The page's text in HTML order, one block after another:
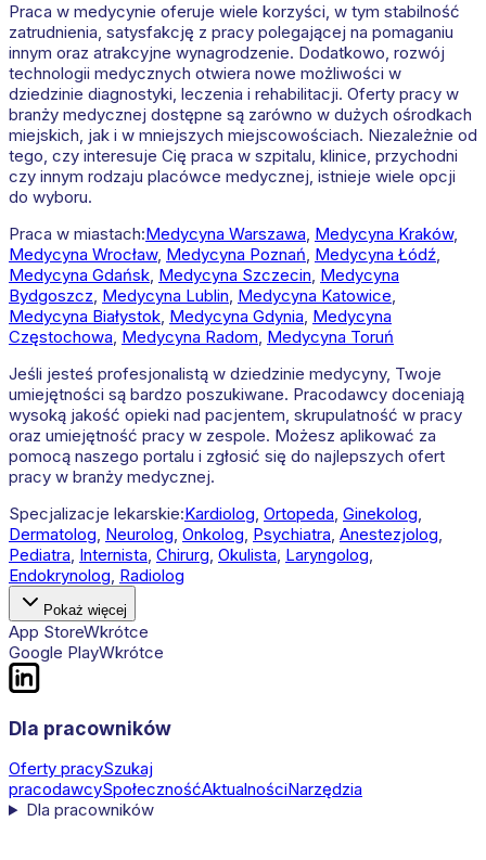
Praca w medycynie oferuje wiele korzyści, w tym stabilność
zatrudnienia, satysfakcję z pracy polegającej na pomaganiu
innym oraz atrakcyjne wynagrodzenie. Dodatkowo, rozwój
technologii medycznych otwiera nowe możliwości w
dziedzinie diagnostyki, leczenia i rehabilitacji. Oferty pracy w
branży medycznej dostępne są zarówno w dużych ośrodkach
miejskich, jak i w mniejszych miejscowościach. Niezależnie od
tego, czy interesuje Cię praca w szpitalu, klinice, przychodni
czy innym rodzaju placówce medycznej, istnieje wiele opcji
do wyboru.
Praca w miastach:Medycyna Warszawa, Medycyna Kraków,
Medycyna Wrocław, Medycyna Poznań, Medycyna Łódź,
Medycyna Gdańsk, Medycyna Szczecin, Medycyna
Bydgoszcz, Medycyna Lublin, Medycyna Katowice,
Medycyna Białystok, Medycyna Gdynia, Medycyna
Częstochowa, Medycyna Radom, Medycyna Toruń
Jeśli jesteś profesjonalistą w dziedzinie medycyny, Twoje
umiejętności są bardzo poszukiwane. Pracodawcy doceniają
wysoką jakość opieki nad pacjentem, skrupulatność w pracy
oraz umiejętność pracy w zespole. Możesz aplikować za
pomocą naszego portalu i zgłosić się do najlepszych ofert
pracy w branży medycznej.
Specjalizacje lekarskie:Kardiolog, Ortopeda, Ginekolog,
Dermatolog, Neurolog, Onkolog, Psychiatra, Anestezjolog,
Pediatra, Internista, Chirurg, Okulista, Laryngolog,
Endokrynolog, Radiolog
Pokaż więcej
App StoreWkrótce
Google PlayWkrótce
Dla pracowników
Oferty pracySzukaj
pracodawcySpołecznośćAktualnościNarzędzia
Dla pracowników